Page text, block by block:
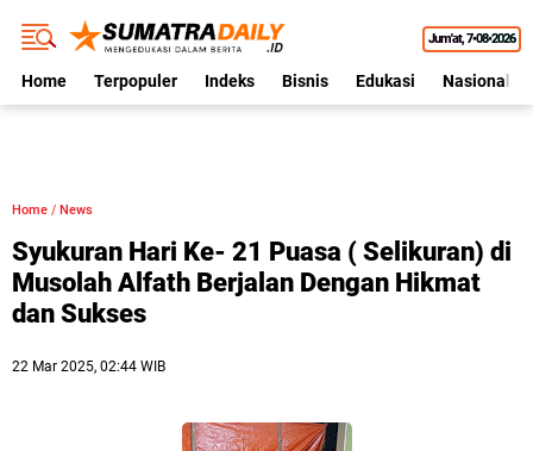
Jum'at 7•08•2026
Home Terpopuler Indeks Bisnis Edukasi Nasional
Home / News
Syukuran Hari Ke- 21 Puasa ( Selikuran) di
Musolah Alfath Berjalan Dengan Hikmat
dan Sukses
22 Mar 2025, 02:44 WIB